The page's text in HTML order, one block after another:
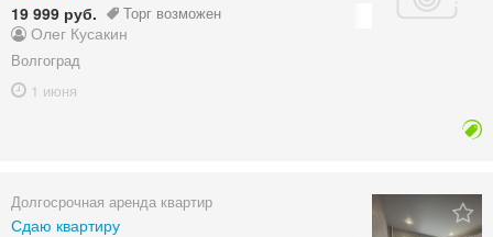
19 999 руб.
Торг возможен
Олег Кусакин
Волгоград
1 июня
Долгосрочная аренда квартир
Сдаю квартиру